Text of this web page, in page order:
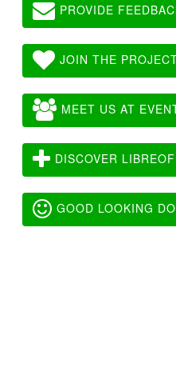
PROVIDE
JOIN THE
MEET US AT
DISCOVER
GOOD LOOKING